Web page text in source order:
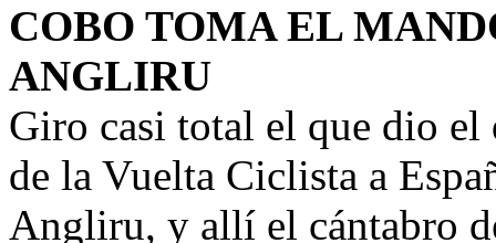
COBO TOMA EL
ANGLIRU
Giro casi total el que dio
de la Vuelta Ciclista a
Angliru, y allí el cántabro